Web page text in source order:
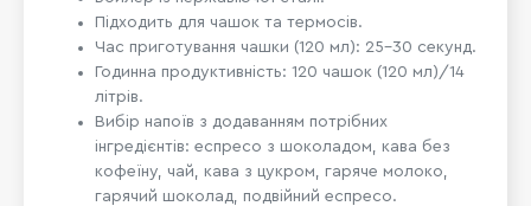
Підходить для чашок та термосів.
Час приготування чашки (120 мл): 25-30 секунд.
Годинна продуктивність: 120 чашок (120 мл)/14
літрів.
Вибір напоїв з додаванням потрібних
інгредієнтів: еспресо з шоколадом, кава без
кофеїну, чай, кава з цукром, гаряче молоко,
гарячий шоколад, подвійний еспресо.